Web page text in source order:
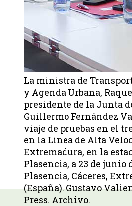
La ministra de
y Agenda Urbana,
presidente de la Junta
Guillermo Fernández
viaje de pruebas en el
en la Línea de Alta
Extremadura, en la
Plasencia, a 23 de junio
Plasencia, Cáceres,
(España). Gustavo
Press. Archivo.